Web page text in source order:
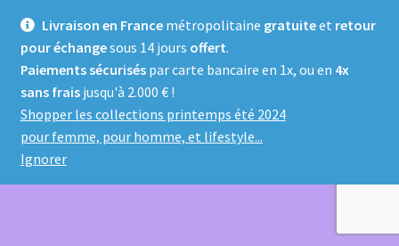
Livraison en France métropolitaine gratuiteet retour
pour échangesous 14 jours offert.
Paiements sécuriséspar carte bancaire en 1x, ou en 4x
sans fraisjusqu'à 2.000 € !
Shopper les collections printemps été 2024
pour femme, pour homme, et lifestyle...
Ignorer